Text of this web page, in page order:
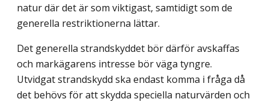
natur där det är som viktigast, samtidigt som de
generella restrik­tionerna lättar.
Det generella strandskyddet bör därför avskaffas
och markägarens intresse bör väga tyngre.
Utvidgat strandskydd ska endast komma i fråga då
det behövs för att skydda speciella naturvärden och